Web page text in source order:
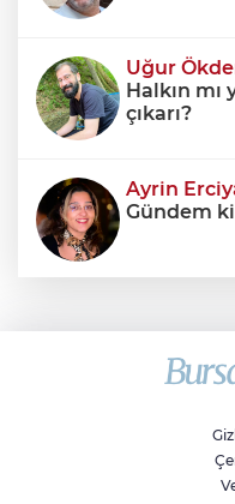
Uğur
Halkın mı
çıkarı?
Ayrin
Gündem
doğa ve